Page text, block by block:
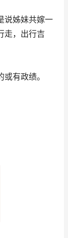
说姊妹共嫁一
走，出行吉
有政绩。